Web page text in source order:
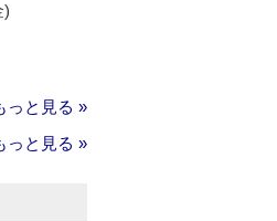
)
っと見る »
っと見る »